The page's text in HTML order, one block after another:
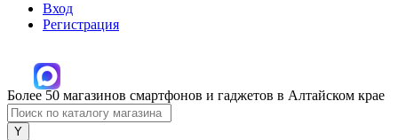
Вход
Регистрация
Более 50 магазинов смартфонов и гаджетов в Алтайском крае